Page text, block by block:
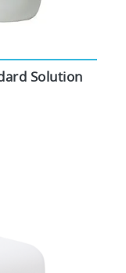
Solution